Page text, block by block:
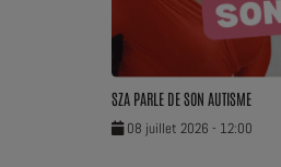
SZA PARLE DE SON AUTISME
08 juillet 2026 - 12:00